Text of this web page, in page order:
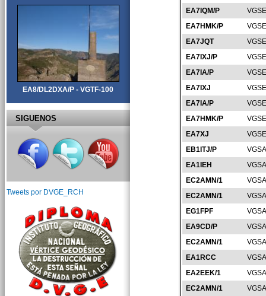
EA7IQM/P
EA7HMK/P
EA7JQT
EA7IXJ/P
EA7IA/P
EA7IXJ
EA7IA/P
EA7HMK/P
EA7XJ
EB1ITJ/P
EA1IEH
EC2AMN/1
EC2AMN/1
EG1FPF
EA9CD/P
EC2AMN/1
EA1RCC
EA2EEK/1
EC2AMN/1
EA8/DL2DXA/P - VGTF-100
SIGUENOS
Tweets por DVGE_RCH